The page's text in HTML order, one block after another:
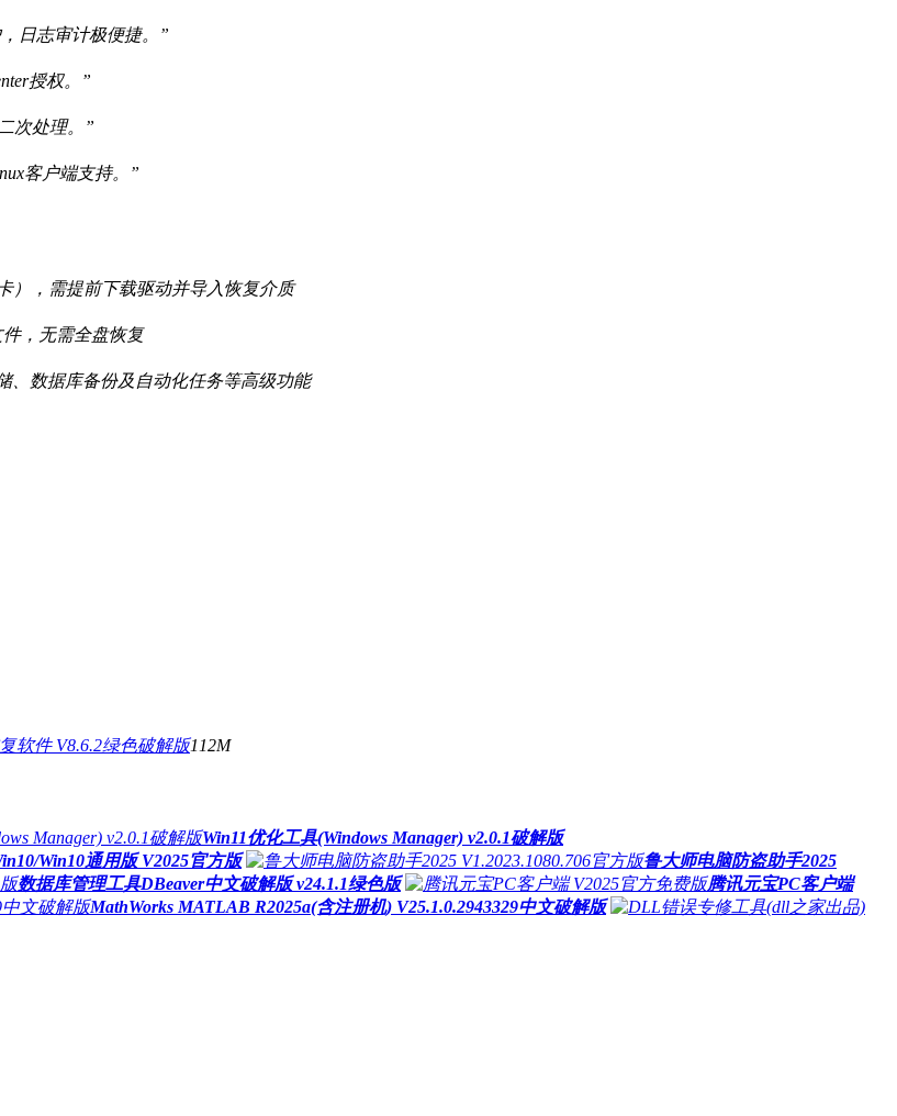
日志审计极便捷。”
授权。”
次处理。”
客户端支持。”
），需提前下载驱动并导入恢复介质
，无需全盘恢复
、数据库备份及自动化任务等高级功能
软件 V8.6.2绿色破解版112M
Win11优化工具(Windows Manager) v2.0.1破解版
Win10通用版 V2025官方版
鲁大师电脑防盗助手2025
数据库管理工具DBeaver中文破解版 v24.1.1绿色版
腾讯元宝PC客户端
MathWorks MATLAB R2025a(含注册机) V25.1.0.2943329中文破解版